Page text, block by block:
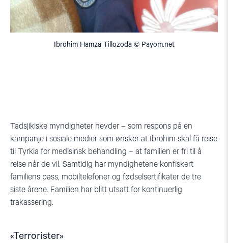
Ibrohim Hamza Tillozoda © Payom.net
Tadsjikiske myndigheter hevder – som respons på en
kampanje i sosiale medier som ønsker at Ibrohim skal få reise
til Tyrkia for medisinsk behandling – at familien er fri til å
reise når de vil. Samtidig har myndighetene konfiskert
familiens pass, mobiltelefoner og fødselsertifikater de tre
siste årene. Familien har blitt utsatt for kontinuerlig
trakassering.
«Terrorister»